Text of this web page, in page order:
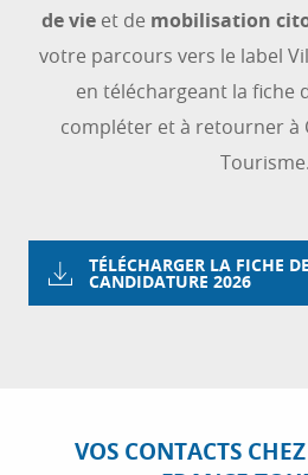
de vie et de mobilisation
votre parcours vers le label
en téléchargeant la fiche
compléter et à retourner à
Tourisme.
TÉLÉCHARGER LA FICHE DE
CANDIDATURE 2026
VOS CONTACTS